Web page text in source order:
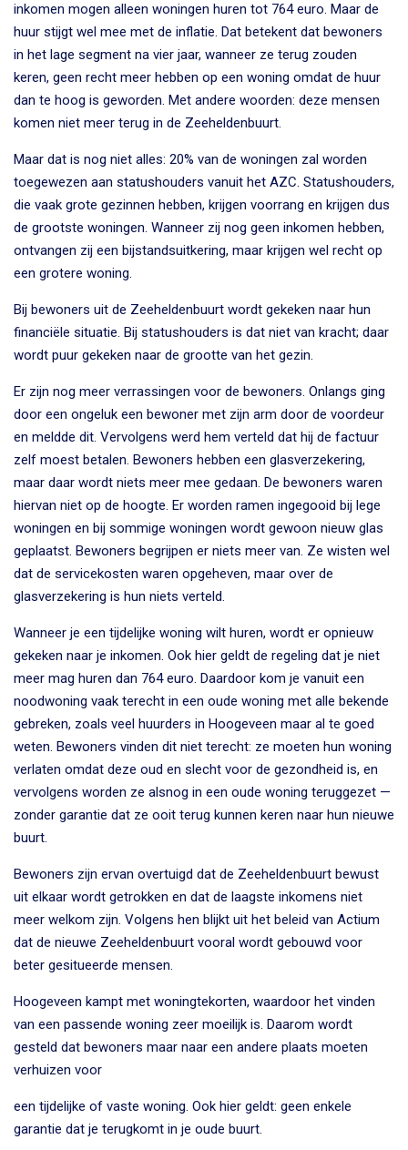
inkomen mogen alleen woningen huren tot 764 euro. Maar de
huur stijgt wel mee met de inflatie. Dat betekent dat bewoners
in het lage segment na vier jaar, wanneer ze terug zouden
keren, geen recht meer hebben op een woning omdat de huur
dan te hoog is geworden. Met andere woorden: deze mensen
komen niet meer terug in de Zeeheldenbuurt.
Maar dat is nog niet alles: 20% van de woningen zal worden
toegewezen aan statushouders vanuit het AZC. Statushouders,
die vaak grote gezinnen hebben, krijgen voorrang en krijgen dus
de grootste woningen. Wanneer zij nog geen inkomen hebben,
ontvangen zij een bijstandsuitkering, maar krijgen wel recht op
een grotere woning.
Bij bewoners uit de Zeeheldenbuurt wordt gekeken naar hun
financiële situatie. Bij statushouders is dat niet van kracht; daar
wordt puur gekeken naar de grootte van het gezin.
Er zijn nog meer verrassingen voor de bewoners. Onlangs ging
door een ongeluk een bewoner met zijn arm door de voordeur
en meldde dit. Vervolgens werd hem verteld dat hij de factuur
zelf moest betalen. Bewoners hebben een glasverzekering,
maar daar wordt niets meer mee gedaan. De bewoners waren
hiervan niet op de hoogte. Er worden ramen ingegooid bij lege
woningen en bij sommige woningen wordt gewoon nieuw glas
geplaatst. Bewoners begrijpen er niets meer van. Ze wisten wel
dat de servicekosten waren opgeheven, maar over de
glasverzekering is hun niets verteld.
Wanneer je een tijdelijke woning wilt huren, wordt er opnieuw
gekeken naar je inkomen. Ook hier geldt de regeling dat je niet
meer mag huren dan 764 euro. Daardoor kom je vanuit een
noodwoning vaak terecht in een oude woning met alle bekende
gebreken, zoals veel huurders in Hoogeveen maar al te goed
weten. Bewoners vinden dit niet terecht: ze moeten hun woning
verlaten omdat deze oud en slecht voor de gezondheid is, en
vervolgens worden ze alsnog in een oude woning teruggezet —
zonder garantie dat ze ooit terug kunnen keren naar hun nieuwe
buurt.
Bewoners zijn ervan overtuigd dat de Zeeheldenbuurt bewust
uit elkaar wordt getrokken en dat de laagste inkomens niet
meer welkom zijn. Volgens hen blijkt uit het beleid van Actium
dat de nieuwe Zeeheldenbuurt vooral wordt gebouwd voor
beter gesitueerde mensen.
Hoogeveen kampt met woningtekorten, waardoor het vinden
van een passende woning zeer moeilijk is. Daarom wordt
gesteld dat bewoners maar naar een andere plaats moeten
verhuizen voor
een tijdelijke of vaste woning. Ook hier geldt: geen enkele
garantie dat je terugkomt in je oude buurt.